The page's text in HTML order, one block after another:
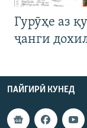
Гурӯҳе аз
ҷанги
ПАЙГИРӢ КУНЕД